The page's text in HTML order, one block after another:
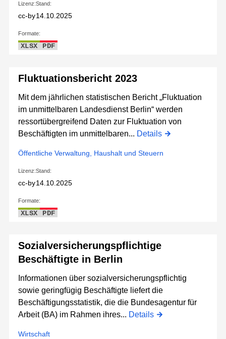
Lizenz:
cc-by
Stand:
14.10.2025
Formate:
XLSX PDF
Fluktuationsbericht 2023
Mit dem jährlichen statistischen Bericht „Fluktuation
im unmittelbaren Landesdienst Berlin“ werden
ressortübergreifend Daten zur Fluktuation von
Beschäftigten im unmittelbaren... Details
Öffentliche Verwaltung, Haushalt und Steuern
Lizenz:
cc-by
Stand:
14.10.2025
Formate:
XLSX PDF
Sozialversicherungspflichtige
Beschäftigte in Berlin
Informationen über sozialversicherungspflichtig
sowie geringfügig Beschäftigte liefert die
Beschäftigungsstatistik, die die Bundesagentur für
Arbeit (BA) im Rahmen ihres... Details
Wirtschaft